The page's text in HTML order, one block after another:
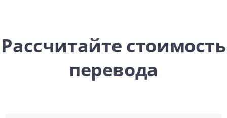
Рассчитайте стоимость
перевода